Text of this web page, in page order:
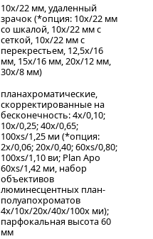
10x/22 мм, удаленный
зрачок (*опция: 10x/22 мм
со шкалой, 10x/22 мм с
сеткой, 10x/22 мм с
перекрестьем, 12,5x/16
мм, 15x/16 мм, 20x/12 мм,
30х/8 мм)
планахроматические,
скорректированные на
бесконечность: 4x/0,10;
10x/0,25; 40x/0,65;
100xs/1,25 ми (*опция:
2х/0,06; 20х/0,40; 60хs/0,80;
100хs/1,10 ви; Plan Apo
60хs/1,42 ми, набор
объективов
люминесцентных план-
полуапохроматов
4х/10х/20х/40х/100х ми);
парфокальная высота 60
мм